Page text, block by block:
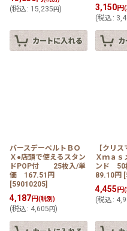
(税込 : 15,235 円) 3,150円(
(税込 :
バースデーベルトＢＯ
Ｘ●店頭で使えるスタン
ドPOP付 25枚入/単
価 167.51円
[59010205]
4,187円(税別)
(税込 : 4,605 円)
【クリ
Ｘｍａｓ
ンド 50
89.10円 [
4,455 円(
(税込 :